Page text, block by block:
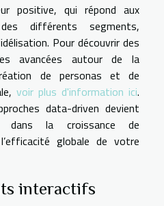
positive, qui répond aux
différents segments,
Pour découvrir des
avancées autour de la
de personas et de
voir plus d'information ici.
data-driven devient
dans la croissance de
globale de votre
interactifs